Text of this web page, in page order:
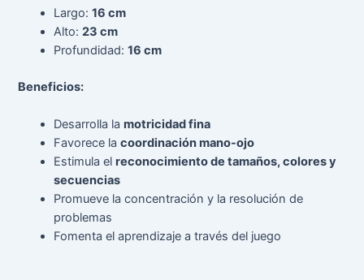
Largo:16 cm
Alto:23 cm
Profundidad:16 cm
Beneficios:
Desarrolla lamotricidad fina
Favorece lacoordinación mano-ojo
Estimula elreconocimiento de tamaños, colores y
secuencias
Promueve la concentración y la resolución de
problemas
Fomenta el aprendizaje a través del juego